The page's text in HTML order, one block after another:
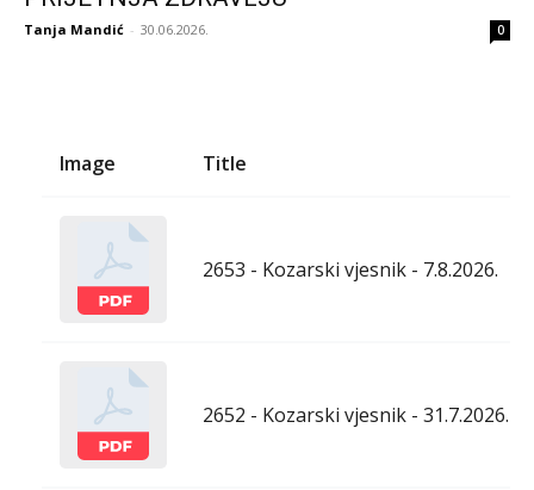
Tanja Mandić - 30.06.2026. 0
Image Title
2653 - Kozarski vjesnik - 7.8.2026.
2652 - Kozarski vjesnik - 31.7.2026.